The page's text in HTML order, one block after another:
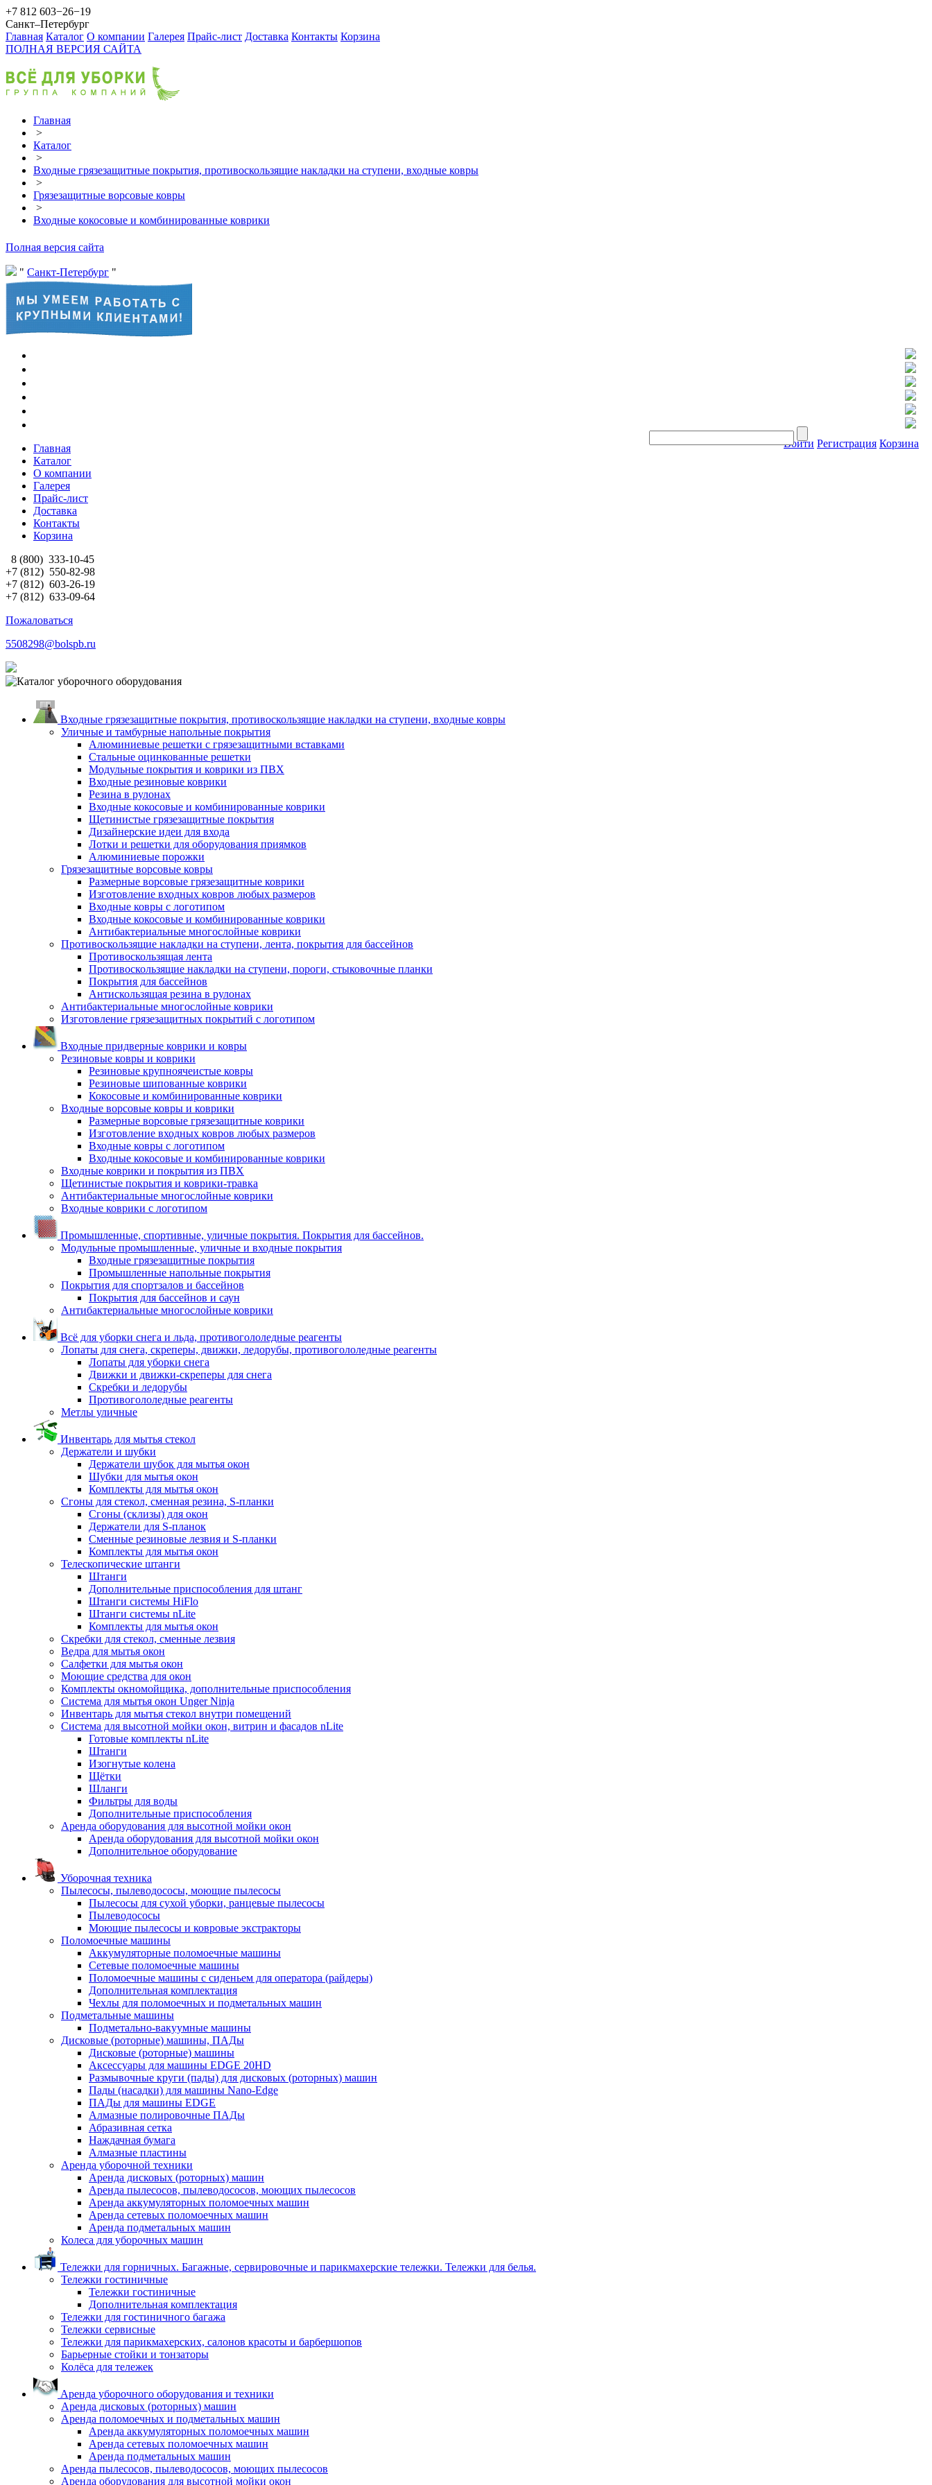
+7 812 603−26−19
Санкт–Петербург
Главная Каталог О компании Галерея Прайс-лист Доставка Контакты Корзина
ПОЛНАЯ ВЕРСИЯ САЙТА
Главная
>
Каталог
>
Входные грязезащитные покрытия, противоскользящие накладки на ступени, входные ковры
>
Грязезащитные ворсовые ковры
>
Входные кокосовые и комбинированные коврики
Полная версия сайта
Санкт-Петербург
Войти Регистрация Корзина
Главная
Каталог
О компании
Галерея
Прайс-лист
Доставка
Контакты
Корзина
8 (800) 333-10-45
+7 (812) 550-82-98
+7 (812) 603-26-19
+7 (812) 633-09-64
Пожаловаться
5508298@bolspb.ru
Входные грязезащитные покрытия, противоскользящие накладки на ступени, входные ковры
Уличные и тамбурные напольные покрытия
Алюминиевые решетки с грязезащитными вставками
Стальные оцинкованные решетки
Модульные покрытия и коврики из ПВХ
Входные резиновые коврики
Резина в рулонах
Входные кокосовые и комбинированные коврики
Щетинистые грязезащитные покрытия
Дизайнерские идеи для входа
Лотки и решетки для оборудования приямков
Алюминиевые порожки
Грязезащитные ворсовые ковры
Размерные ворсовые грязезащитные коврики
Изготовление входных ковров любых размеров
Входные ковры с логотипом
Входные кокосовые и комбинированные коврики
Антибактериальные многослойные коврики
Противоскользящие накладки на ступени, лента, покрытия для бассейнов
Противоскользящая лента
Противоскользящие накладки на ступени, пороги, стыковочные планки
Покрытия для бассейнов
Антискользящая резина в рулонах
Антибактериальные многослойные коврики
Изготовление грязезащитных покрытий с логотипом
Входные придверные коврики и ковры
Резиновые ковры и коврики
Резиновые крупноячеистые ковры
Резиновые шипованные коврики
Кокосовые и комбинированные коврики
Входные ворсовые ковры и коврики
Размерные ворсовые грязезащитные коврики
Изготовление входных ковров любых размеров
Входные ковры с логотипом
Входные кокосовые и комбинированные коврики
Входные коврики и покрытия из ПВХ
Щетинистые покрытия и коврики-травка
Антибактериальные многослойные коврики
Входные коврики с логотипом
Промышленные, спортивные, уличные покрытия. Покрытия для бассейнов.
Модульные промышленные, уличные и входные покрытия
Входные грязезащитные покрытия
Промышленные напольные покрытия
Покрытия для спортзалов и бассейнов
Покрытия для бассейнов и саун
Антибактериальные многослойные коврики
Всё для уборки снега и льда, противогололедные реагенты
Лопаты для снега, скреперы, движки, ледорубы, противогололедные реагенты
Лопаты для уборки снега
Движки и движки-скреперы для снега
Скребки и ледорубы
Противогололедные реагенты
Метлы уличные
Инвентарь для мытья стекол
Держатели и шубки
Держатели шубок для мытья окон
Шубки для мытья окон
Комплекты для мытья окон
Сгоны для стекол, сменная резина, S-планки
Сгоны (склизы) для окон
Держатели для S-планок
Сменные резиновые лезвия и S-планки
Комплекты для мытья окон
Телескопические штанги
Штанги
Дополнительные приспособления для штанг
Штанги системы HiFlo
Штанги системы nLite
Комплекты для мытья окон
Скребки для стекол, сменные лезвия
Ведра для мытья окон
Салфетки для мытья окон
Моющие средства для окон
Комплекты окномойщика, дополнительные приспособления
Система для мытья окон Unger Ninja
Инвентарь для мытья стекол внутри помещений
Система для высотной мойки окон, витрин и фасадов nLite
Готовые комплекты nLite
Штанги
Изогнутые колена
Щётки
Шланги
Фильтры для воды
Дополнительные приспособления
Аренда оборудования для высотной мойки окон
Аренда оборудования для высотной мойки окон
Дополнительное оборудование
Уборочная техника
Пылесосы, пылеводососы, моющие пылесосы
Пылесосы для сухой уборки, ранцевые пылесосы
Пылеводососы
Моющие пылесосы и ковровые экстракторы
Поломоечные машины
Аккумуляторные поломоечные машины
Сетевые поломоечные машины
Поломоечные машины с сиденьем для оператора (райдеры)
Дополнительная комплектация
Чехлы для поломоечных и подметальных машин
Подметальные машины
Подметально-вакуумные машины
Дисковые (роторные) машины, ПАДы
Дисковые (роторные) машины
Аксессуары для машины EDGE 20HD
Размывочные круги (пады) для дисковых (роторных) машин
Пады (насадки) для машины Nano-Edge
ПАДы для машины EDGE
Алмазные полировочные ПАДы
Абразивная сетка
Наждачная бумага
Алмазные пластины
Аренда уборочной техники
Аренда дисковых (роторных) машин
Аренда пылесосов, пылеводососов, моющих пылесосов
Аренда аккумуляторных поломоечных машин
Аренда сетевых поломоечных машин
Аренда подметальных машин
Колеса для уборочных машин
Тележки для горничных. Багажные, сервировочные и парикмахерские тележки. Тележки для белья.
Тележки гостиничные
Тележки гостиничные
Дополнительная комплектация
Тележки для гостиничного багажа
Тележки сервисные
Тележки для парикмахерских, салонов красоты и барбершопов
Барьерные стойки и тонзаторы
Колёса для тележек
Аренда уборочного оборудования и техники
Аренда дисковых (роторных) машин
Аренда поломоечных и подметальных машин
Аренда аккумуляторных поломоечных машин
Аренда сетевых поломоечных машин
Аренда подметальных машин
Аренда пылесосов, пылеводососов, моющих пылесосов
Аренда оборудования для высотной мойки окон